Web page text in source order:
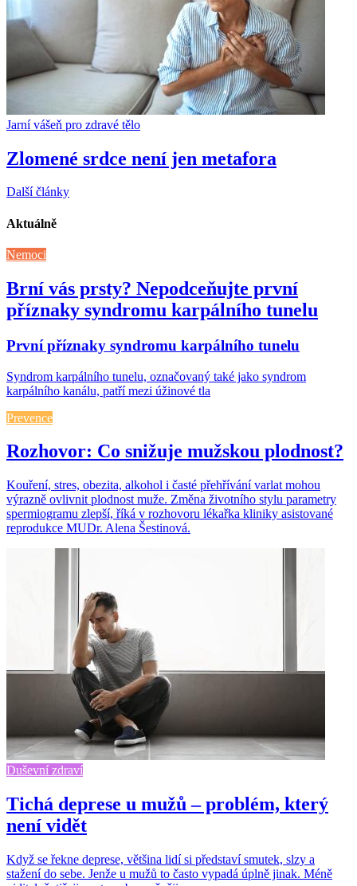
Jarní vášeň pro zdravé tělo
Zlomené srdce není jen metafora
Další články
Aktuálně
Nemoci
Brní vás prsty? Nepodceňujte první
příznaky syndromu karpálního tunelu
První příznaky syndromu karpálního tunelu
Syndrom karpálního tunelu, označovaný také jako syndrom
karpálního kanálu, patří mezi úžinové tla
Prevence
Rozhovor: Co snižuje mužskou plodnost?
Kouření, stres, obezita, alkohol i časté přehřívání varlat mohou
výrazně ovlivnit plodnost muže. Změna životního stylu parametry
spermiogramu zlepší, říká v rozhovoru lékařka kliniky asistované
reprodukce MUDr. Alena Šestinová.
Duševní zdraví
Tichá deprese u mužů – problém, který
není vidět
Když se řekne deprese, většina lidí si představí smutek, slzy a
stažení do sebe. Jenže u mužů to často vypadá úplně jinak. Méně